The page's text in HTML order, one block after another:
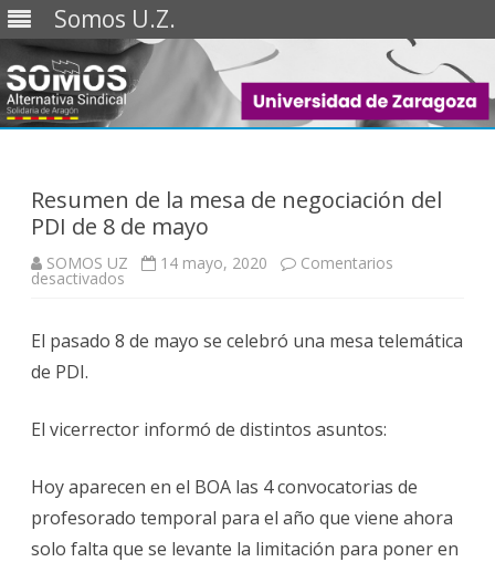
Somos U.Z.
Saltar
Resumen de la mesa de negociación del
PDI de 8 de mayo
SOMOS UZ 14 mayo, 2020 Comentarios
desactivados
mesa
de
8
El pasado 8 de mayo se celebró una mesa telemática
de PDI.
El vicerrector informó de distintos asuntos:
Hoy aparecen en el BOA las 4 convocatorias de
profesorado temporal para el año que viene ahora
solo falta que se levante la limitación para poner en